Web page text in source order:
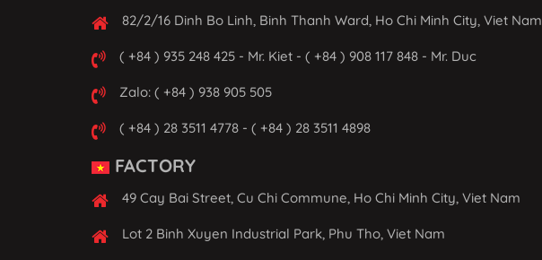
82/2/16 Dinh Bo Linh, Binh Thanh Ward, Ho Chi Minh City, Viet Nam
( +84 ) 935 248 425 - Mr. Kiet - ( +84 ) 908 117 848 - Mr. Duc
Zalo: ( +84 ) 938 905 505
( +84 ) 28 3511 4778 - ( +84 ) 28 3511 4898
FACTORY
49 Cay Bai Street, Cu Chi Commune, Ho Chi Minh City, Viet Nam
Lot 2 Binh Xuyen Industrial Park, Phu Tho, Viet Nam